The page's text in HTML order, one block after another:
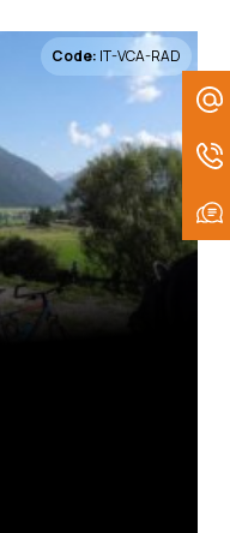
Code: IT-VCA-RAD